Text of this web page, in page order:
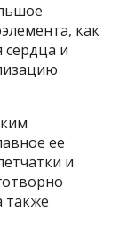
как
сердца и
ее
и
также